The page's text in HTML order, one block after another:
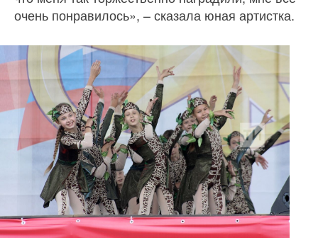
очень понравилось», – сказала юная артистка.